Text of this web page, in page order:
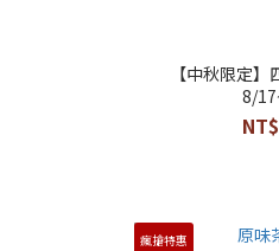
【中秋限定
8/
瘋搶特惠